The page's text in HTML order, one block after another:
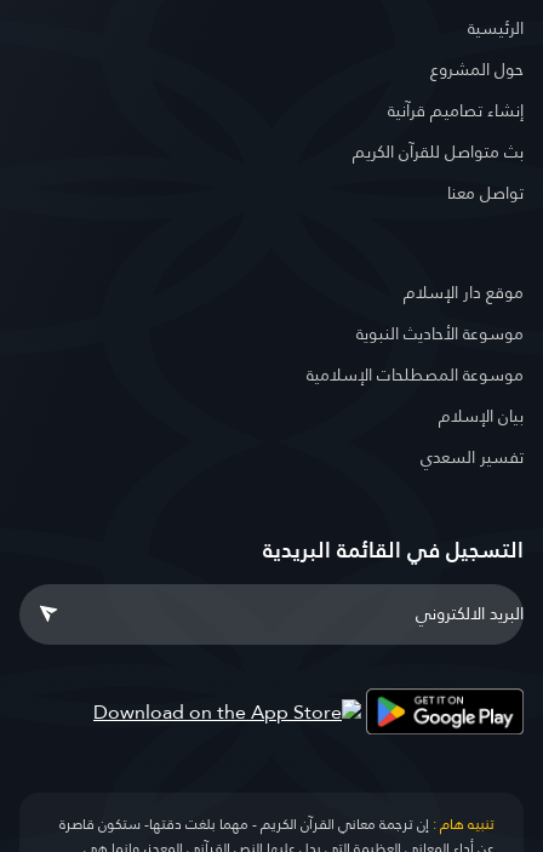
الرئيسية
حول المشروع
إنشاء تصاميم قرآنية
بث متواصل للقرآن الكريم
تواصل معنا
موقع دار الإسلام
موسوعة الأحاديث النبوية
موسوعة المصطلحات الإسلامية
بيان الإسلام
تفسير السعدي
التسجيل في القائمة البريدية
تنبيه هام :إن ترجمة معاني القرآن الكريم - مهما بلغت دقتها- ستكون قاصرة